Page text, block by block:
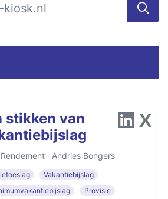
stikken van
· Andries Bongers
Vakantiebijslag
Provisie